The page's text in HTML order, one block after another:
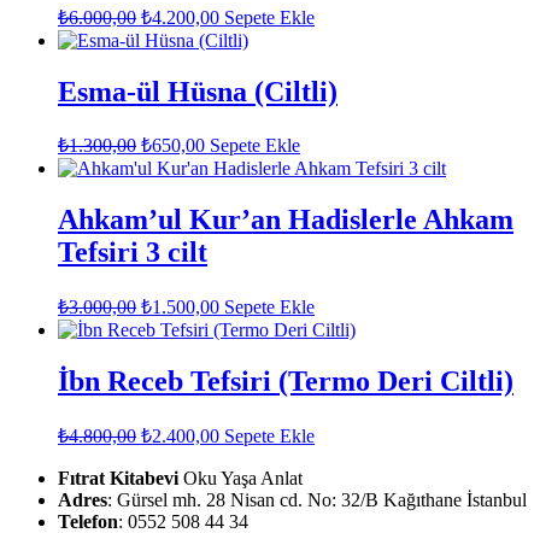
₺6.000,00 Orijinal
fiyat:
₺4.200,00Şu
andaki
fiyat:
₺4.200,00.
Sepete Ekle
Esma-ül Hüsna (Ciltli)
₺1.300,00 Orijinal
fiyat:
₺650,00Şu
andaki
fiyat:
₺650,00.
Sepete Ekle
Ahkam’ul Kur’an Hadislerle Ahkam
Tefsiri 3 cilt
₺3.000,00 Orijinal
fiyat:
₺1.500,00Şu
andaki
fiyat:
₺1.500,00.
Sepete Ekle
İbn Receb Tefsiri (Termo Deri Ciltli)
₺4.800,00 Orijinal
₺4.800,00.
₺2.400,00Şu
andaki
fiyat:
₺2.400,00.
Sepete Ekle
Fıtrat Kitabevi Oku Yaşa Anlat
Adres: Gürsel mh. 28 Nisan cd. No: 32/B Kağıthane İstanbul
Telefon: 0552 508 44 34